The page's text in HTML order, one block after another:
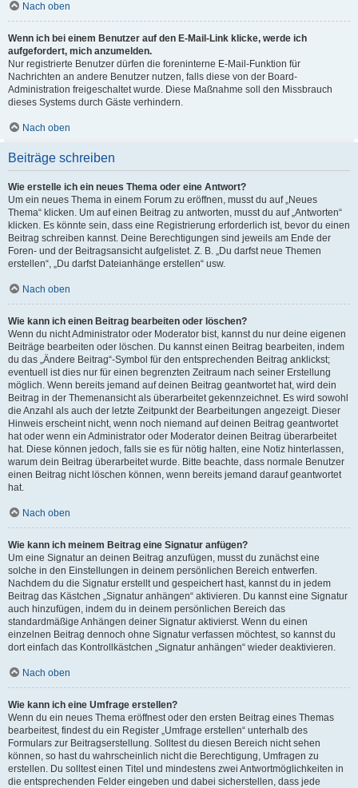
Nach oben
Wenn ich bei einem Benutzer auf den E-Mail-Link klicke, werde ich
aufgefordert, mich anzumelden.
Nur registrierte Benutzer dürfen die foreninterne E-Mail-Funktion für
Nachrichten an andere Benutzer nutzen, falls diese von der Board-
Administration freigeschaltet wurde. Diese Maßnahme soll den Missbrauch
dieses Systems durch Gäste verhindern.
Nach oben
Beiträge schreiben
Wie erstelle ich ein neues Thema oder eine Antwort?
Um ein neues Thema in einem Forum zu eröffnen, musst du auf „Neues
Thema“ klicken. Um auf einen Beitrag zu antworten, musst du auf „Antworten“
klicken. Es könnte sein, dass eine Registrierung erforderlich ist, bevor du einen
Beitrag schreiben kannst. Deine Berechtigungen sind jeweils am Ende der
Foren- und der Beitragsansicht aufgelistet. Z. B. „Du darfst neue Themen
erstellen“, „Du darfst Dateianhänge erstellen“ usw.
Nach oben
Wie kann ich einen Beitrag bearbeiten oder löschen?
Wenn du nicht Administrator oder Moderator bist, kannst du nur deine eigenen
Beiträge bearbeiten oder löschen. Du kannst einen Beitrag bearbeiten, indem
du das „Ändere Beitrag“-Symbol für den entsprechenden Beitrag anklickst;
eventuell ist dies nur für einen begrenzten Zeitraum nach seiner Erstellung
möglich. Wenn bereits jemand auf deinen Beitrag geantwortet hat, wird dein
Beitrag in der Themenansicht als überarbeitet gekennzeichnet. Es wird sowohl
die Anzahl als auch der letzte Zeitpunkt der Bearbeitungen angezeigt. Dieser
Hinweis erscheint nicht, wenn noch niemand auf deinen Beitrag geantwortet
hat oder wenn ein Administrator oder Moderator deinen Beitrag überarbeitet
hat. Diese können jedoch, falls sie es für nötig halten, eine Notiz hinterlassen,
warum dein Beitrag überarbeitet wurde. Bitte beachte, dass normale Benutzer
einen Beitrag nicht löschen können, wenn bereits jemand darauf geantwortet
hat.
Nach oben
Wie kann ich meinem Beitrag eine Signatur anfügen?
Um eine Signatur an deinen Beitrag anzufügen, musst du zunächst eine
solche in den Einstellungen in deinem persönlichen Bereich entwerfen.
Nachdem du die Signatur erstellt und gespeichert hast, kannst du in jedem
Beitrag das Kästchen „Signatur anhängen“ aktivieren. Du kannst eine Signatur
auch hinzufügen, indem du in deinem persönlichen Bereich das
standardmäßige Anhängen deiner Signatur aktivierst. Wenn du einen
einzelnen Beitrag dennoch ohne Signatur verfassen möchtest, so kannst du
dort einfach das Kontrollkästchen „Signatur anhängen“ wieder deaktivieren.
Nach oben
Wie kann ich eine Umfrage erstellen?
Wenn du ein neues Thema eröffnest oder den ersten Beitrag eines Themas
bearbeitest, findest du ein Register „Umfrage erstellen“ unterhalb des
Formulars zur Beitragserstellung. Solltest du diesen Bereich nicht sehen
können, so hast du wahrscheinlich nicht die Berechtigung, Umfragen zu
erstellen. Du solltest einen Titel und mindestens zwei Antwortmöglichkeiten in
die entsprechenden Felder eingeben und dabei sicherstellen, dass jede